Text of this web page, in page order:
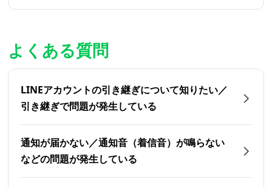
よくある質問
LINEアカウントの引き継ぎについて知りたい／
引き継ぎで問題が発生している
通知が届かない／通知音（着信音）が鳴らない
などの問題が発生している